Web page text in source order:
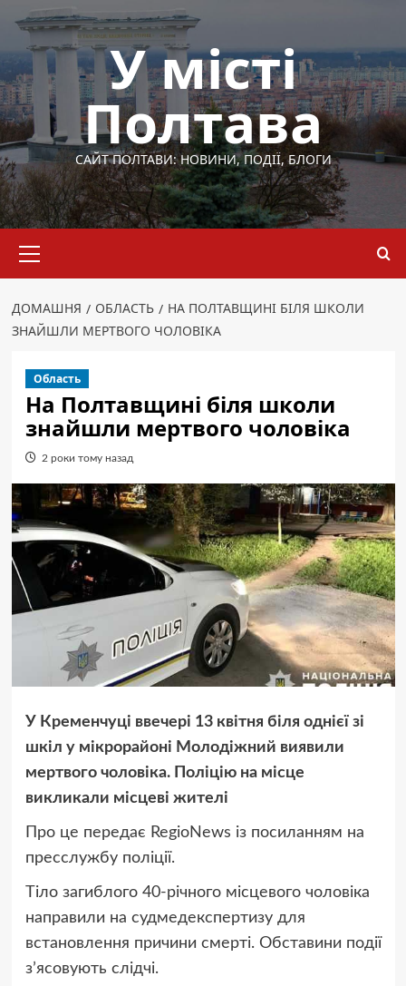
Перейти
вмісту
У місті
Полтава
САЙТ ПОЛТАВИ: НОВИНИ, ПОДІЇ, БЛОГИ
меню
ДОМАШНЯ ОБЛАСТЬ
НА ПОЛТАВЩИНІ БІЛЯ ШКОЛИ
ЗНАЙШЛИ МЕРТВОГО ЧОЛОВІКА
Область
На Полтавщині біля школи
знайшли мертвого чоловіка
2 роки тому назад
У Кременчуці ввечері 13 квітня біля однієї зі
шкіл у мікрорайоні Молодіжний виявили
мертвого чоловіка. Поліцію на місце
викликали місцеві жителі
Про це передає RegioNews із посиланням на
пресслужбу поліції.
Тіло загиблого 40-річного місцевого чоловіка
направили на судмедекспертизу для
встановлення причини смерті. Обставини події
зʼясовують слідчі.